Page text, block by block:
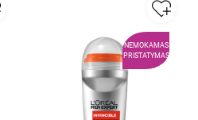
NEMOKAMAS
PRISTATYMAS